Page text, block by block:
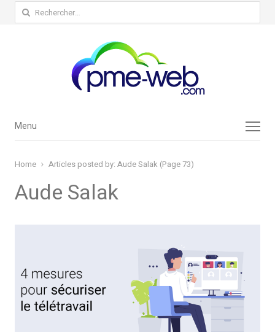
Rechercher :
Menu
Menu
Home Articles posted by: Aude Salak (Page 73)
Aude Salak